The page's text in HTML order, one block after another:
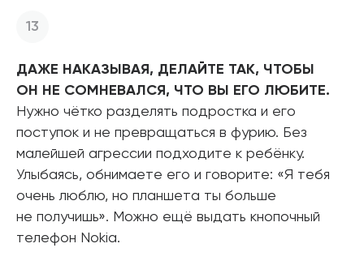
ДАЖЕ НАКАЗЫВАЯ, ДЕЛАЙТЕ ТАК, ЧТОБЫ
ОН НЕ СОМНЕВАЛСЯ, ЧТО ВЫ ЕГО ЛЮБИТЕ.
Нужно чётко разделять подростка и его
поступок и не превращаться в фурию. Без
малейшей агрессии подходите к ребёнку.
Улыбаясь, обнимаете его и говорите: «Я тебя
очень люблю, но планшета ты больше
не получишь». Можно ещё выдать кнопочный
телефон Nokia.